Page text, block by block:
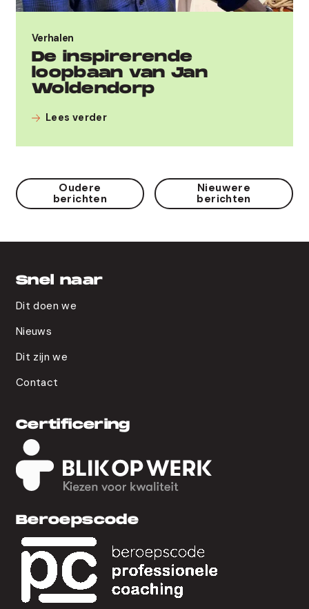
Verhalen
De inspirerende
loopbaan van Jan
Woldendorp
Lees verder
Berichtennavigatie
Oudere
berichten
Nieuwere
berichten
Snel naar
Dit doen we
Nieuws
Dit zijn we
Contact
Certificering
Beroepscode